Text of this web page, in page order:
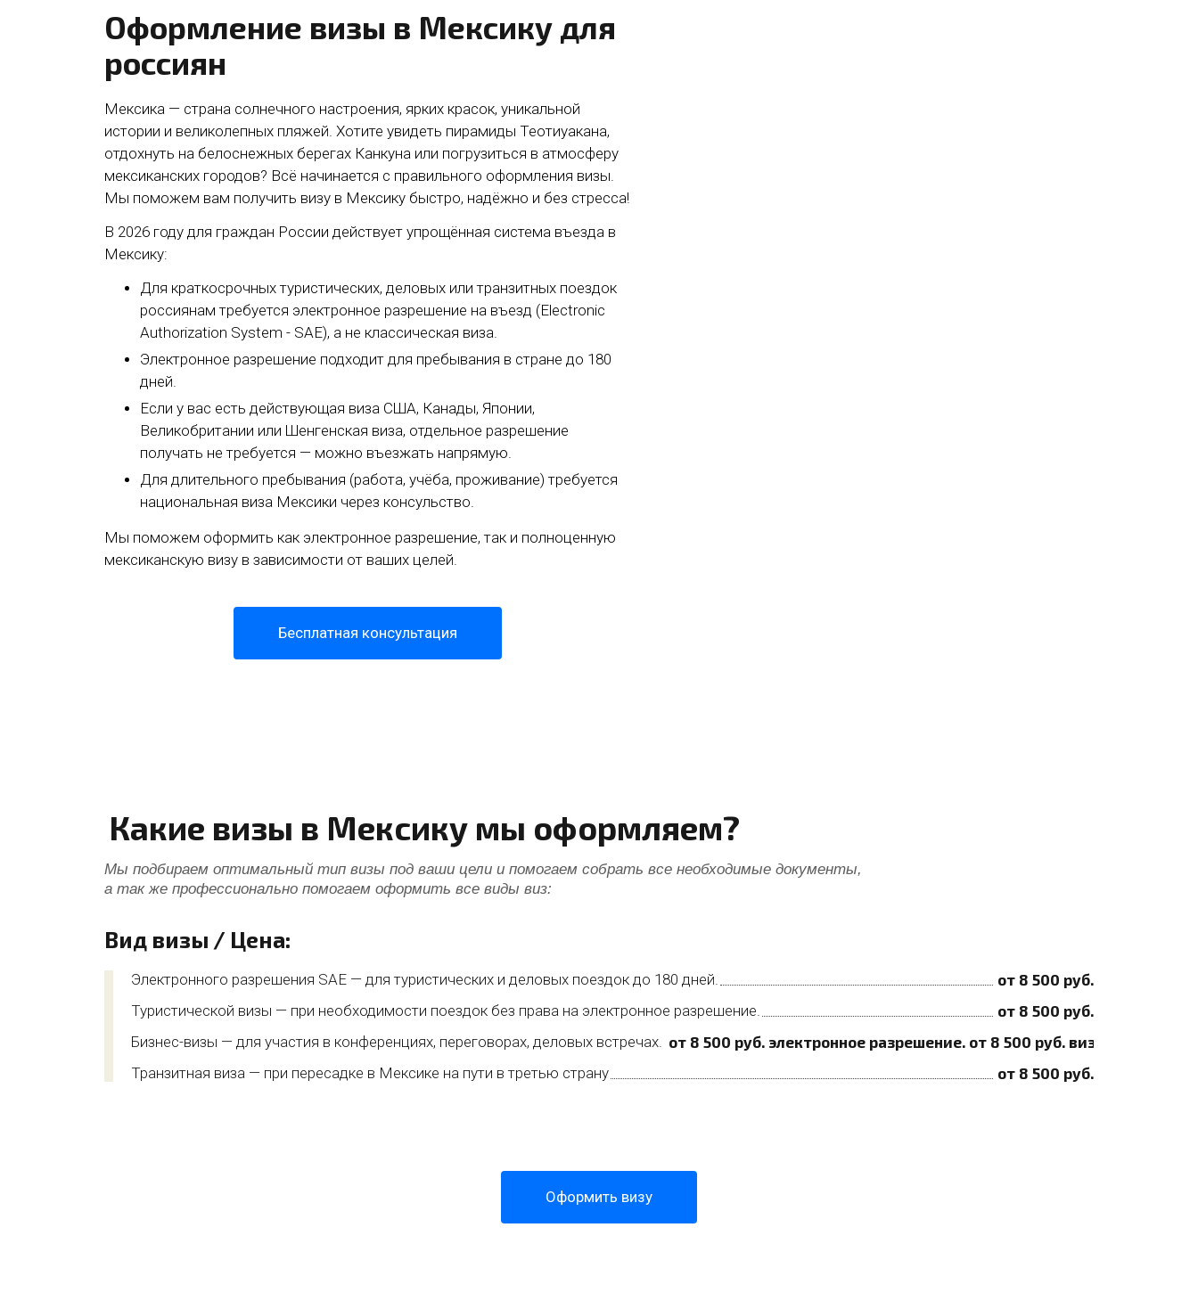
Оформление визы в Мексику для
россиян
Мексика — страна солнечного настроения, ярких красок, уникальной
истории и великолепных пляжей. Хотите увидеть пирамиды Теотиуакана,
отдохнуть на белоснежных берегах Канкуна или погрузиться в атмосферу
мексиканских городов? Всё начинается с правильного оформления визы.
Мы поможем вам получить визу в Мексику быстро, надёжно и без стресса!
В 2026 году для граждан России действует упрощённая система въезда в
Мексику:
Для краткосрочных туристических, деловых или транзитных поездок
россиянам требуется электронное разрешение на въезд (Electronic
Authorization System - SAE), а не классическая виза.
Электронное разрешение подходит для пребывания в стране до 180
дней.
Если у вас есть действующая виза США, Канады, Японии,
Великобритании или Шенгенская виза, отдельное разрешение
получать не требуется — можно въезжать напрямую.
Для длительного пребывания (работа, учёба, проживание) требуется
национальная виза Мексики через консульство.
Мы поможем оформить как электронное разрешение, так и полноценную
мексиканскую визу в зависимости от ваших целей.
Бесплатная консультация
Какие визы в Мексику мы оформляем?
Мы подбираем оптимальный тип визы под ваши цели и помогаем собрать все необходимые документы,
а так же профессионально помогаем оформить все виды виз:
Вид визы / Цена:
Электронного разрешения SAE — для туристических и деловых поездок до 180 дней.
от 8 500 руб.
Туристической визы — при необходимости поездок без права на электронное разрешение.
от 8 500 руб.
Бизнес-визы — для участия в конференциях, переговорах, деловых встречах. от 8 500 руб. электронное разрешение. от 8 500 руб. виза через
Транзитная виза — при пересадке в Мексике на пути в третью страну
от 8 500 руб.
Оформить визу